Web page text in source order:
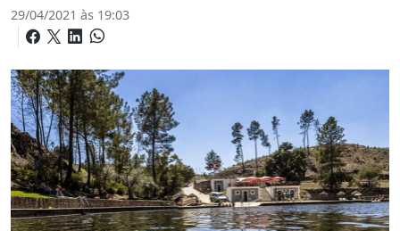
29/04/2021 às 19:03